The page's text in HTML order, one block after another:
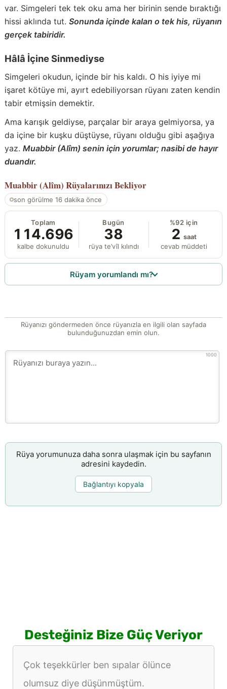
var. Simgeleri tek tek oku ama her birinin sende bıraktığı
hissi aklında tut. Sonunda içinde kalan o tek his, rüyanın
gerçek tabiridir.
Hâlâ İçine Sinmediyse
Simgeleri okudun, içinde bir his kaldı. O his iyiye mi
işaret kötüye mi, ayırt edebiliyorsan rüyanı zaten kendin
tabir etmişsin demektir.
Ama karışık geldiyse, parçalar bir araya gelmiyorsa, ya
da içine bir kuşku düştüyse, rüyanı olduğu gibi aşağıya
yaz. Muabbir (Alîm) senin için yorumlar; nasibi de hayır
duandır.
Muabbir (Alîm) Rüyalarınızı Bekliyor
son görülme 16 dakika önce
Toplam
114.696
kalbe dokunuldu
Bugün
38
rüya te’vîl kılındı
%92 için
2 saat
cevab müddeti
Rüyam yorumlandı mı?
Rüyanızı göndermeden önce rüyanızla en ilgili olan sayfada
bulunduğunuzdan emin olun.
1000
Rüya yorumunuza daha sonra ulaşmak için bu sayfanın
adresini kaydedin.
Bağlantıyı kopyala
Desteğiniz Bize Güç Veriyor
Çok teşekkürler ben sıpalar ölünce
olumsuz diye düşünmüştüm.